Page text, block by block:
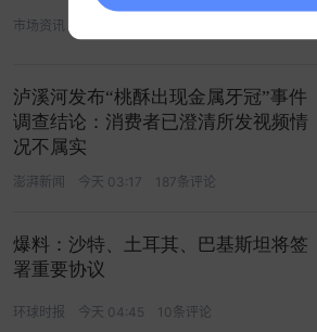
市场资讯
泸溪河发布“桃酥出现金属牙冠”事件
调查结论：消费者已澄清所发视频情
况不属实
澎湃新闻 今天 03:17 187条评论
爆料：沙特、土耳其、巴基斯坦将签
署重要协议
环球时报 今天 04:45 10条评论